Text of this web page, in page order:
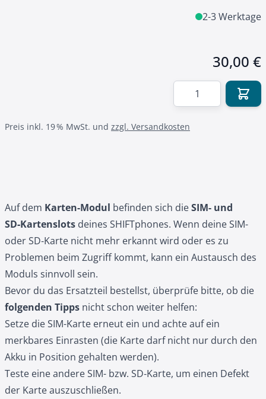
2-3 Werktage
30,00 €
Menge
Preis inkl. 19 % MwSt. und zzgl. Versandkosten
Auf dem Karten-Modul befinden sich dieSIM- und
SD‑Kartenslots deines SHIFTphones. Wenn deine SIM-
oder SD‑Karte nicht mehr erkannt wird oder es zu
Problemen beim Zugriff kommt, kann ein Austausch des
Moduls sinnvoll sein.
Bevor du das Ersatzteil bestellst, überprüfe bitte, ob die
folgenden Tipps nicht schon weiter helfen:
Setze die SIM-Karte erneut ein und achte auf ein
merkbares Einrasten (die Karte darf nicht nur durch den
Akku in Position gehalten werden).
Teste eine andere SIM- bzw. SD‑Karte, um einen Defekt
der Karte auszuschließen.